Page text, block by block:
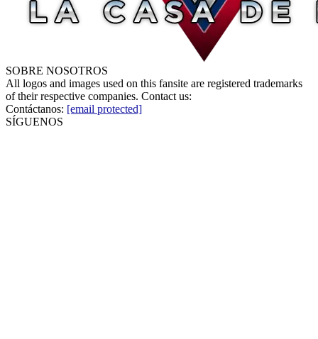
SOBRE NOSOTROS
All logos and images used on this fansite are registered trademarks
of their respective companies. Contact us:
Contáctanos: [email protected]
SÍGUENOS